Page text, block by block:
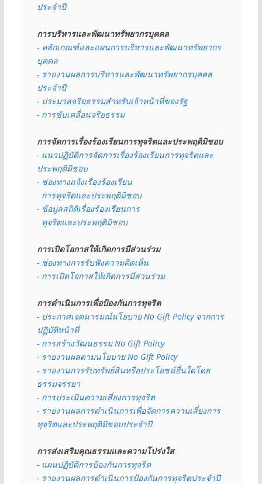
ประจำปี
การบริหารและพัฒนาทรัพยากรบุคคล
- หลักเกณฑ์และแผนการบริหารและพัฒนาทรัพยากร
บุคคล
- รายงานผลการบริหารและพัฒนาทรัพยากรบุคคล
ประจำปี
- ประมวลจริยธรรมสำหรับเจ้าหน้าที่ของรัฐ
- การขับเคลื่อนจริยธรรม
การจัดการเรื่องร้องเรียนการทุจริตและประพฤติมิชอบ
- แนวปฏิบัติการจัดการเรื่องร้องเรียนการทุจริตและ
ประพฤติมิชอบ
- ช่องทางแจ้งเรื่องร้องเรียน
  การทุจริตและประพฤติมิชอบ
- ข้อมูลสถิติเรื่องร้องเรียนการ
  ทุจริตและประพฤติมิชอบ
การเปิดโอกาสให้เกิดการมีส่วนร่วม
- ช่องทางการรับฟังความคิดเห็น
- การเปิดโอกาสให้เกิดการมีส่วนร่วม
การดำเนินการเพื่อป้องกันการทุจริต
- ประกาศเจตนารมณ์นโยบาย No Gift Policy จากการ
ปฏิบัติหน้าที่
- การสร้างวัฒนธรรม No Gift Policy
- รายงานผลตามนโยบาย No Gift Policy
- รายงานการรับทรัพย์สินหรือประโยชน์อื่นใดโดย
ธรรมจรรยา
- การประเมินความเสี่ยงการทุจริต
- รายงานผลการดำเนินการเพื่อจัดการความเสี่ยงการ
ทุจริตและประพฤติมิชอบประจำปี
การส่งเสริมคุณธรรมและความโปร่งใส
- แผนปฏิบัติการป้องกันการทุจริต
- รายงานผลการดำเนินการป้องกันการทุจริตประจำปี